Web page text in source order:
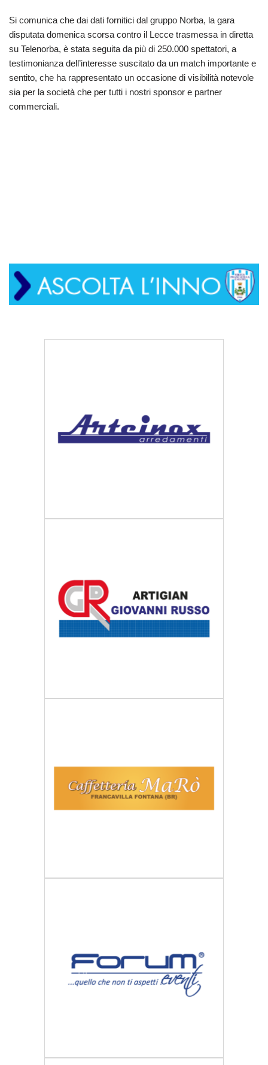
Si comunica che dai dati fornitici dal gruppo Norba, la gara
disputata domenica scorsa contro il Lecce trasmessa in diretta
su Telenorba, è stata seguita da più di 250.000 spettatori, a
testimonianza dell’interesse suscitato da un match importante e
sentito, che ha rappresentato un occasione di visibilità notevole
sia per la società che per tutti i nostri sponsor e partner
commerciali.